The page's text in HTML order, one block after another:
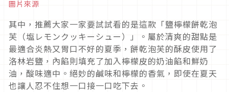
圖片來源
其中，推薦大家一家要試試看的是這款「鹽檸檬餅乾泡
芙（塩レモンクッキーシュー）」。屬於清爽的甜點是
最適合炎熱又胃口不好的夏季，餅乾泡芙的酥皮使用了
洛林岩鹽，內餡則填充了加入檸檬皮的奶油餡和鮮奶
油，酸味適中。絕妙的鹹味和檸檬的香氣，即使在夏天
也讓人忍不住想一口接一口吃下去。